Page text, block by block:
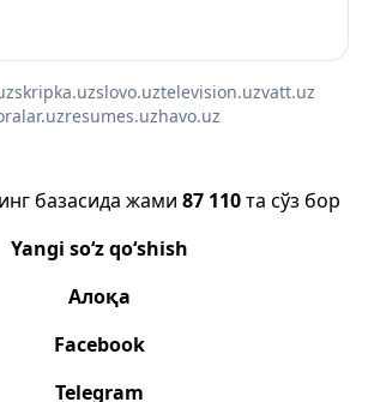
skripka.uzslovo.uztelevision.uzvatt.uz
resumes.uzhavo.uz
базасида жами 87 110та сўз бор
Yangi so‘z qo‘shish
Алоқа
Facebook
Telegram